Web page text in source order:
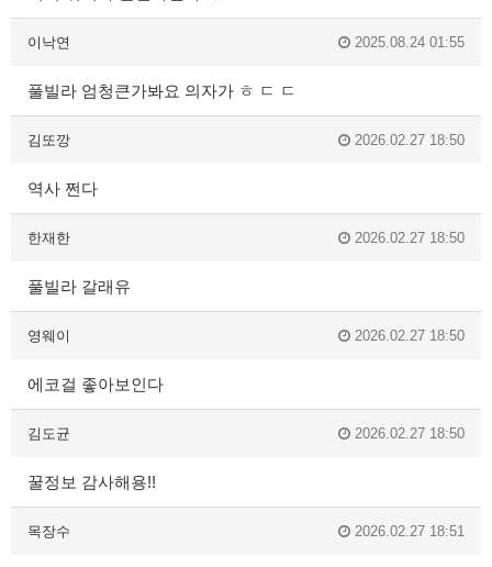
이낙연 2025.08.24 01:55
풀빌라 엄청큰가봐요 의자가 ㅎ ㄷ ㄷ
김또깡 2026.02.27 18:50
역사 쩐다
한재한 2026.02.27 18:50
풀빌라 갈래유
영웨이 2026.02.27 18:50
에코걸 좋아보인다
김도균 2026.02.27 18:50
꿀정보 감사해용!!
목장수 2026.02.27 18:51